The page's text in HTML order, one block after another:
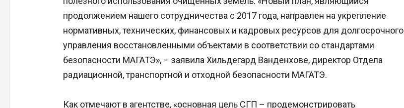
продолжением нашего сотрудничества с 2017 года, направлен на укрепление
нормативных, технических, финансовых и кадровых ресурсов для долгосрочного
управления восстановленными объектами в соответствии со стандартами
безопасности МАГАТЭ», – заявила Хильдегард Ванденхове, директор Отдела
радиационной, транспортной и отходной безопасности МАГАТЭ.
Как отмечают в агентстве, «основная цель СГП – продемонстрировать